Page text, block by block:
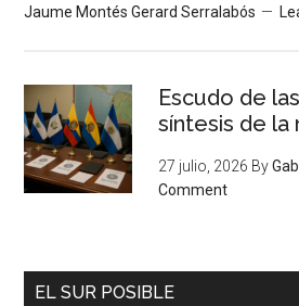
Jaume Montés Gerard Serralabós
Escudo de
síntesis de la
27 julio, 2026 By
Comment
EL SUR POSIBLE